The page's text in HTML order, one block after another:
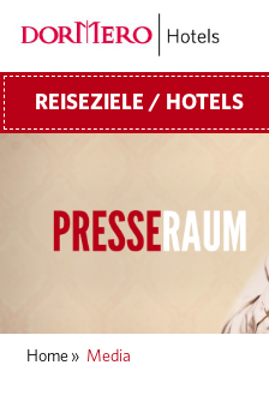
REISEZIELE / HOTELS
Home » Media